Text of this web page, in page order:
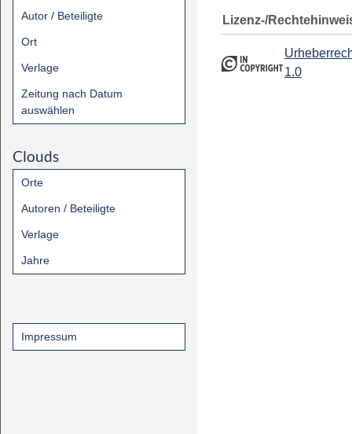
Autor / Beteiligte
Ort
Verlage
Zeitung nach Datum
auswählen
Clouds
Orte
Autoren / Beteiligte
Verlage
Jahre
Impressum
Lizenz-/
1.0